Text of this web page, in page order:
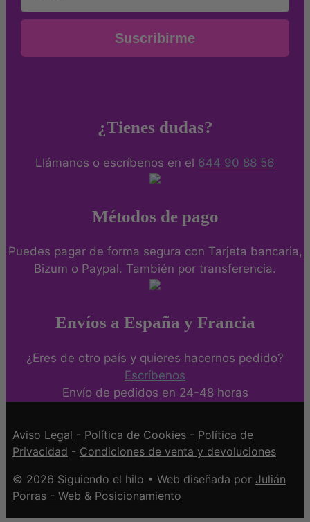
Suscribirme
¿Tienes dudas?
Llámanos o escríbenos en el 644 90 88 56
Métodos de pago
Puedes pagar de forma segura con Tarjeta bancaria,
Bizum o Paypal. También por transferencia.
Envíos a España y Francia
¿Eres de otro país y quieres hacernos pedido?
Escríbenos
Envío de pedidos en 24-48 horas
Aviso Legal - Política de Cookies - Política de
Privacidad - Condiciones de venta y devoluciones
© 2026 Siguiendo el hilo • Web diseñada por Julián
Porras - Web & Posicionamiento